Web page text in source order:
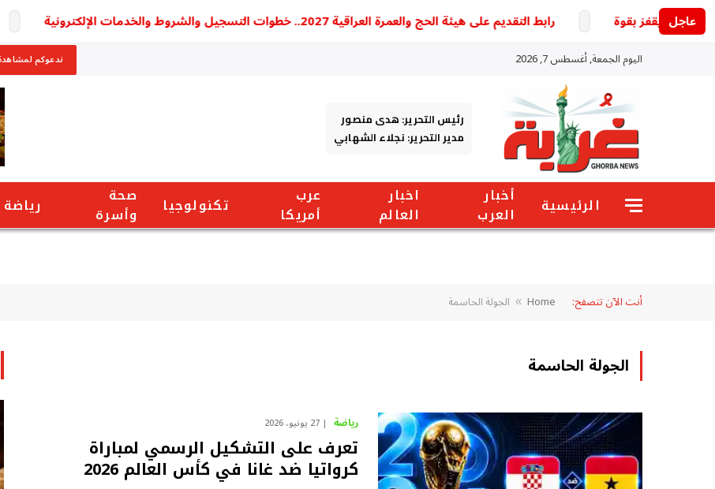
عاجل رابط التقديم على هيئة الحج والعمرة العراقية 2027.. خطوات التسجيل والشروط والخدمات الإلكترونية
اليوم الجمعة, أغسطس 7, 2026 ندعوكم
رئيس التحرير: هدى منصور
مدير التحرير: نجلاء الشهابي
الرئيسية
أخبار
العرب
اخبار
العالم
عرب
أمريكا
تكنولوجيا
صحة
وأسرة
رياضة
أنت الآن تتصفح: Home
» الجولة الحاسمة
الجولة الحاسمة
رياضة 27 يونيو، 2026
تعرف على التشكيل الرسمي لمباراة
كرواتيا ضد غانا في كأس العالم 2026